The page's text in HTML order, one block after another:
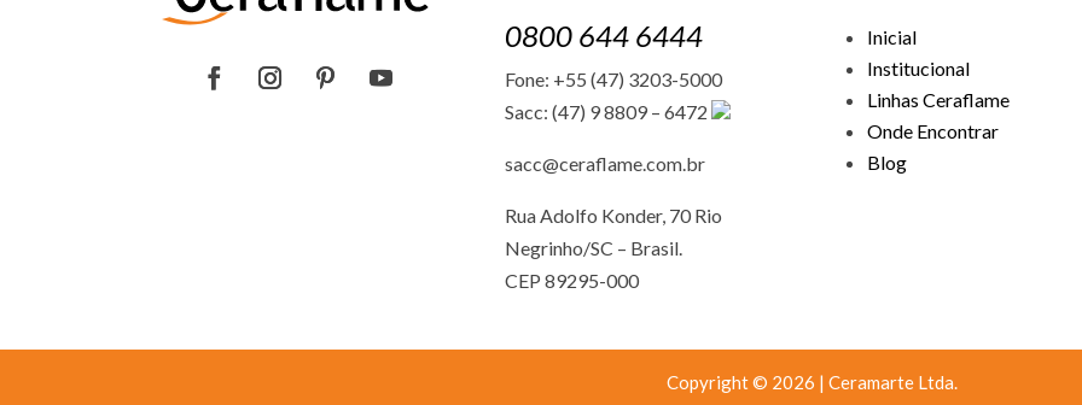
0800 644 6444
Fone: +55 (47) 3203-5000
Sacc: (47) 9 8809 – 6472
sacc@ceraflame.com.br
Rua Adolfo Konder, 70 Rio
Negrinho/SC – Brasil.
CEP 89295-000
Inicial
Institucional
Linhas Ceraflame
Onde Encontrar
Blog
Copyright © 2026 | Ceramarte Ltda.